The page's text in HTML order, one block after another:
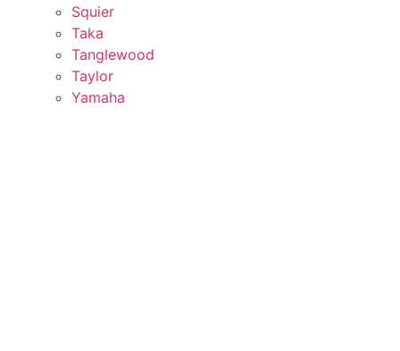
Squier
Taka
Tanglewood
Taylor
Yamaha